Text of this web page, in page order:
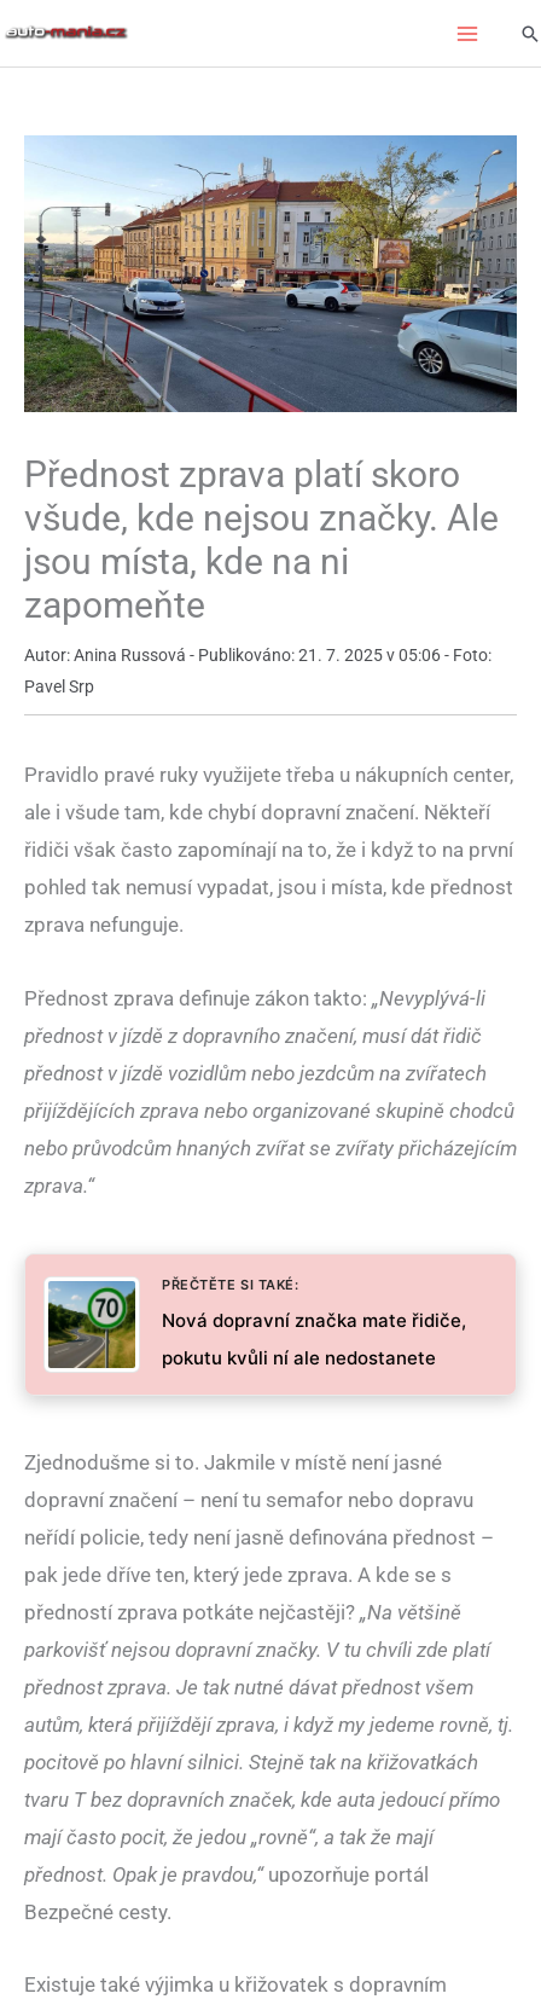
Přednost zprava platí skoro
všude, kde nejsou značky. Ale
jsou místa, kde na ni
zapomeňte
Autor: Anina Russová - Publikováno: 21. 7. 2025 v 05:06 - Foto:
Pavel Srp
Pravidlo pravé ruky využijete třeba u nákupních center,
ale i všude tam, kde chybí dopravní značení. Někteří
řidiči však často zapomínají na to, že i když to na první
pohled tak nemusí vypadat, jsou i místa, kde přednost
zprava nefunguje.
Přednost zprava definuje zákon takto: „Nevyplývá-li
přednost v jízdě z dopravního značení, musí dát řidič
přednost v jízdě vozidlům nebo jezdcům na zvířatech
přijíždějících zprava nebo organizované skupině chodců
nebo průvodcům hnaných zvířat se zvířaty přicházejícím
zprava.“
PŘEČTĚTE SI TAKÉ:
Nová dopravní značka mate řidiče,
pokutu kvůli ní ale nedostanete
Zjednodušme si to. Jakmile v místě není jasné
dopravní značení – není tu semafor nebo dopravu
neřídí policie, tedy není jasně definována přednost –
pak jede dříve ten, který jede zprava. A kde se s
předností zprava potkáte nejčastěji? „Na většině
parkovišť nejsou dopravní značky. V tu chvíli zde platí
přednost zprava. Je tak nutné dávat přednost všem
autům, která přijíždějí zprava, i když my jedeme rovně, tj.
pocitově po hlavní silnici. Stejně tak na křižovatkách
tvaru T bez dopravních značek, kde auta jedoucí přímo
mají často pocit, že jedou „rovně“, a tak že mají
přednost. Opak je pravdou,“upozorňuje portál
Bezpečné cesty.
Existuje také výjimka u křižovatek s dopravním